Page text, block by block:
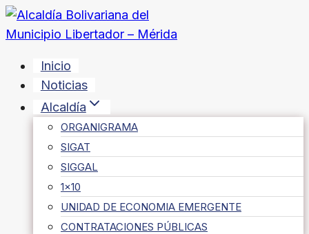
Saltar
al
Inicio
Noticias
Alcaldía
ORGANIGRAMA
SIGAT
SIGGAL
1×10
UNIDAD DE ECONOMIA EMERGENTE
CONTRATACIONES PÚBLICAS